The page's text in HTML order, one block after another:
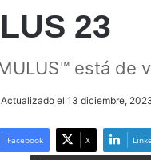
23
está de
Actualizado el 13 diciembre,
Facebook X